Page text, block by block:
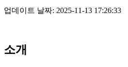
업데이트 날짜: 2025-11-13 17:26:33
소개